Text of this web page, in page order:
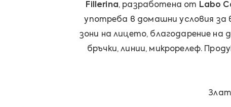
Fillerina, разработена от Labo
употреба в домашни условия за
зони на лицето, благодарение
бръчки, линии, микрорелеф.